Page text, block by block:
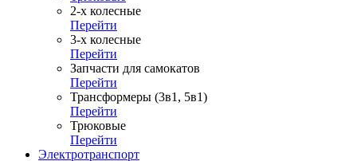
2-х колесные
Перейти
3-х колесные
Перейти
Запчасти для самокатов
Перейти
Трансформеры (3в1, 5в1)
Перейти
Трюковые
Перейти
Электротранспорт